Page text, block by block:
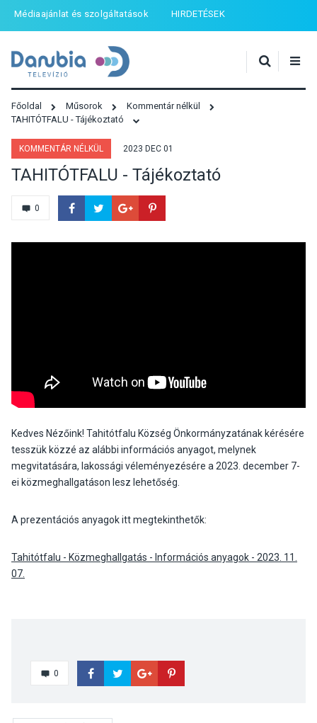
Médiaajánlat és szolgáltatások HIRDETÉSEK
Főoldal Műsorok
Kommentár nélkül
TAHITÓTFALU - Tájékoztató
KOMMENTÁR NÉLKÜL 2023 DEC 01
TAHITÓTFALU - Tájékoztató
0
Kedves Nézőink! Tahitótfalu Község Önkormányzatának kérésére
tesszük közzé az alábbi információs anyagot, melynek
megvitatására, lakossági véleményezésére a 2023. december 7-
ei közmeghallgatáson lesz lehetőség.
A prezentációs anyagok itt megtekinthetők:
Tahitótfalu - Közmeghallgatás - Információs anyagok - 2023. 11.
07.
0